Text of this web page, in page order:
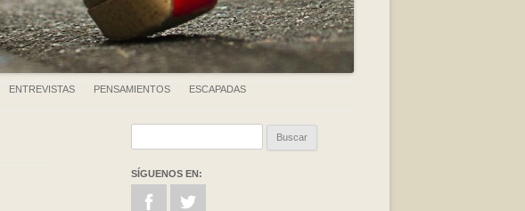
ENTREVISTAS PENSAMIENTOS
ESCAPADAS
SÍGUENOS EN: